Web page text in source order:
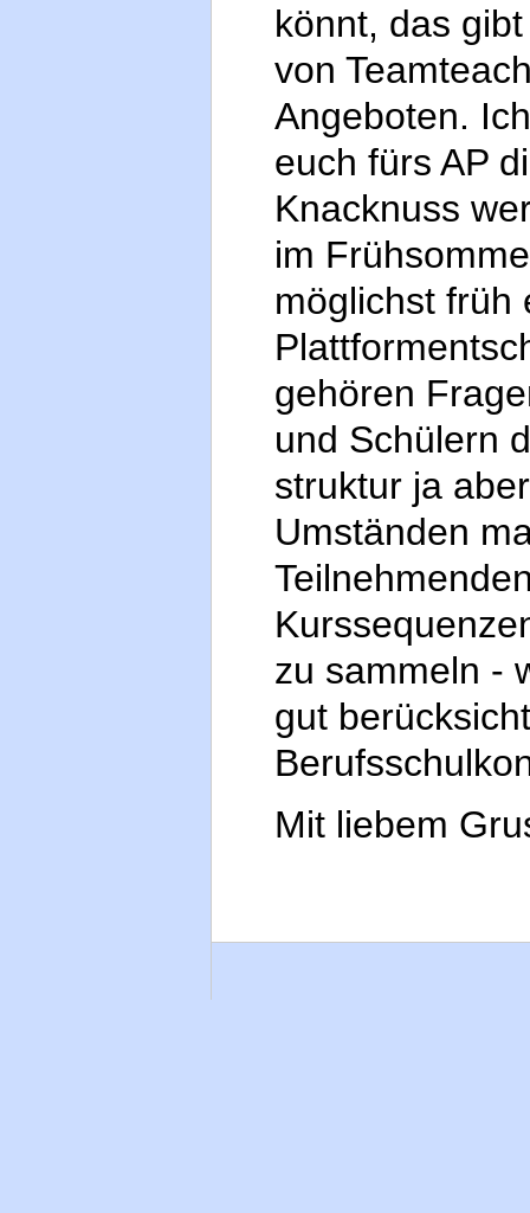
könnt, das
von
Angeboten.
euch fürs AP
Knacknuss
im
möglichst früh
gehören
und Schülern
struktur ja
Umständen
zu sammeln -
gut
Mit liebem